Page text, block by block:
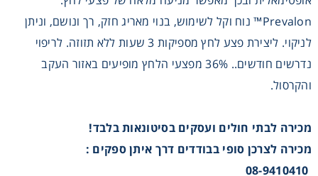
Prevalon™ נוח וקל לשימוש, בנוי מאריג חזק, רך ונושם, וניתן
לניקוי. ליצירת פצע לחץ מספיקות 3 שעות ללא תזוזה. לריפוי
נדרשים חודשים.. 36% מפצעי הלחץ מופיעים באזור העקב
והקרסול.
מכירה לבתי חולים ועסקים בסיטונאות בלבד!
מכירה לצרכן סופי בבודדים דרך איתן ספקים :
Filtration
Glassware
Liquid Handling
Plasticware